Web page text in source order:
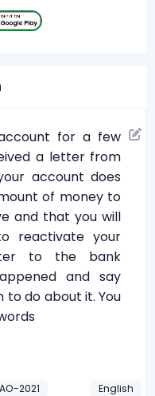
for a few
a letter from
account does
of money to
and that you will
reactivate your
to the bank
and say
to do about it. You
2021
English